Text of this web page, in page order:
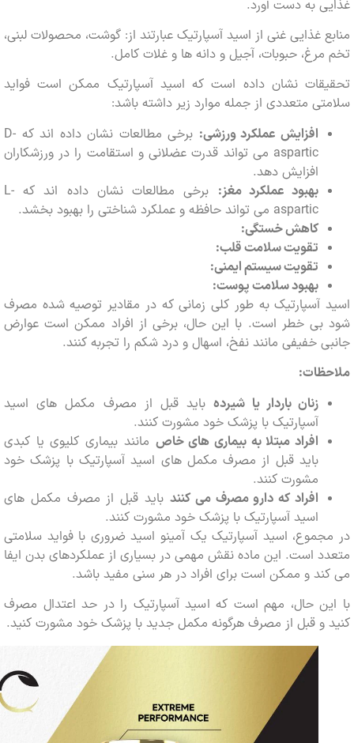
به دست آورد.
غذایی غنی از اسید آسپارتیک عبارتند از: گوشت، محصولات لبنی،
حبوبات، آجیل و دانه ها و غلات کامل.
نشان داده است که اسید آسپارتیک ممکن است فواید
متعددی از جمله موارد زیر داشته باشد:
افزایش عملکرد ورزشی:
برخی مطالعات نشان داده اند که D-
aspartic می تواند قدرت عضلانی و استقامت را در ورزشکاران
افزایش دهد.
بهبود عملکرد مغز:
برخی مطالعات نشان داده اند که L-
aspartic می تواند حافظه و عملکرد شناختی را بهبود بخشد.
کاهش خستگی:
تقویت سلامت قلب:
تقویت سیستم ایمنی:
بهبود سلامت پوست:
آسپارتیک به طور کلی زمانی که در مقادیر توصیه شده مصرف
خطر است. با این حال، برخی از افراد ممکن است عوارض
خفیفی مانند نفخ، اسهال و درد شکم را تجربه کنند.
زنان باردار یا شیردهباید قبل از مصرف مکمل های اسید
آسپارتیک با پزشک خود مشورت کنند.
افراد مبتلا به بیماری های خاصمانند بیماری کلیوی یا کبدی
باید قبل از مصرف مکمل های اسید آسپارتیک با پزشک خود
مشورت کنند.
افراد که دارو مصرف می کنندباید قبل از مصرف مکمل های
اسید آسپارتیک با پزشک خود مشورت کنند.
اسید آسپارتیک یک آمینو اسید ضروری با فواید سلامتی
است. این ماده نقش مهمی در بسیاری از عملکردهای بدن ایفا
و ممکن است برای افراد در هر سنی مفید باشد.
حال، مهم است که اسید آسپارتیک را در حد اعتدال مصرف
و قبل از مصرف هرگونه مکمل جدید با پزشک خود مشورت کنید.